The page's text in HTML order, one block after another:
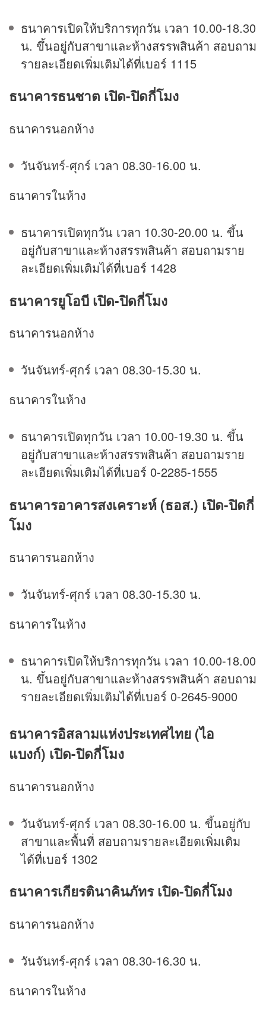
ธนาคารเปิดให้บริการทุกวัน เวลา 10.00-18.30
น. ขึ้นอยู่กับสาขาและห้างสรรพสินค้า สอบถาม
รายละเอียดเพิ่มเติมได้ที่เบอร์ 1115
ธนาคารธนชาต เปิด-ปิดกี่โมง
ธนาคารนอกห้าง
วันจันทร์-ศุกร์ เวลา 08.30-16.00 น.
ธนาคารในห้าง
ธนาคารเปิดทุกวัน เวลา 10.30-20.00 น. ขึ้น
อยู่กับสาขาและห้างสรรพสินค้า สอบถามราย
ละเอียดเพิ่มเติมได้ที่เบอร์ 1428
ธนาคารยูโอบี เปิด-ปิดกี่โมง
ธนาคารนอกห้าง
วันจันทร์-ศุกร์ เวลา 08.30-15.30 น.
ธนาคารในห้าง
ธนาคารเปิดทุกวัน เวลา 10.00-19.30 น. ขึ้น
อยู่กับสาขาและห้างสรรพสินค้า สอบถามราย
ละเอียดเพิ่มเติมได้ที่เบอร์ 0-2285-1555
ธนาคารอาคารสงเคราะห์ (ธอส.) เปิด-ปิดกี่
โมง
ธนาคารนอกห้าง
วันจันทร์-ศุกร์ เวลา 08.30-15.30 น.
ธนาคารในห้าง
ธนาคารเปิดให้บริการทุกวัน เวลา 10.00-18.00
น. ขึ้นอยู่กับสาขาและห้างสรรพสินค้า สอบถาม
รายละเอียดเพิ่มเติมได้ที่เบอร์ 0-2645-9000
ธนาคารอิสลามแห่งประเทศไทย (ไอ
แบงก์) เปิด-ปิดกี่โมง
ธนาคารนอกห้าง
วันจันทร์-ศุกร์ เวลา 08.30-16.00 น. ขึ้นอยู่กับ
สาขาและพื้นที่ สอบถามรายละเอียดเพิ่มเติม
ได้ที่เบอร์ 1302
ธนาคารเกียรตินาคินภัทร เปิด-ปิดกี่โมง
ธนาคารนอกห้าง
วันจันทร์-ศุกร์ เวลา 08.30-16.30 น.
ธนาคารในห้าง